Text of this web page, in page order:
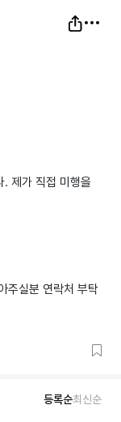
. 제가 직접 미행을
주실분 연락처 부탁
등록순최신순